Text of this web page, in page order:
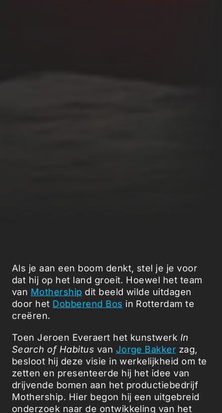
Als je aan een boom denkt, stel je je voor
dat hij op het land groeit. Hoewel het team
van Mothership dit beeld wilde uitdagen
door het Dobberend Bos in Rotterdam te
creëren.
Toen Jeroen Everaert het kunstwerk In
Search of Habitus van Jorge Bakker zag,
besloot hij deze visie in werkelijkheid om te
zetten en presenteerde hij het idee van
drijvende bomen aan het productiebedrijf
Mothership. Hier begon hij een uitgebreid
onderzoek naar de ontwikkeling van het